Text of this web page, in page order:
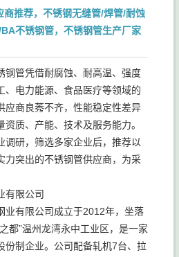
推荐，不锈钢无缝管/焊管/耐蚀
不锈钢管，不锈钢管生产厂家
钢管凭借耐腐蚀、耐高温、强度
、电力能源、食品医疗等领域的
应商良莠不齐，性能稳定性差异
质、产能、技术及服务能力。
调研，筛选多家企业后，推荐以
力突出的不锈钢管供应商，为采
有限公司
业有限公司成立于2012年，坐落
都”温州龙湾永中工业区，是一家
份制企业。公司配备轧机7台、拉